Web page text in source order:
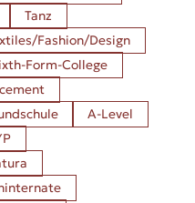
Tanz
Fashion/Design
Form-College
A-Level